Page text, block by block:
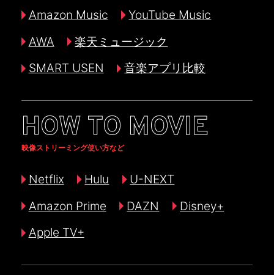
Amazon Music
YouTube Music
AWA
楽天ミュージック
SMART USEN
音楽アプリ比較
HOW TO MOVIE
映像ストリーミング使い方など
Netflix Hulu
U-NEXT
Amazon Prime
DAZN
Disney+
Apple TV+